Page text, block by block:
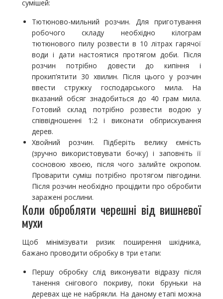
сумішей:
Тютюново-мильний розчин. Для приготування
робочого складу необхідно кілограм
тютюнового пилу розвести в 10 літрах гарячої
води і дати настоятися протягом доби. Після
розчин потрібно довести до кипіння і
прокип’ятити 30 хвилин. Після цього у розчин
ввести стружку господарського мила. На
вказаний обсяг знадобиться до 40 грам мила.
Готовий склад потрібно розвести водою у
співвідношенні 1:2 і виконати обприскування
дерев.
Хвойний розчин. Підберіть велику ємність
(зручно використовувати бочку) і заповніть її
сосновою хвоєю, після чого залийте окропом.
Проварити суміш потрібно протягом півгодини.
Після розчин необхідно процідити про обробити
заражені рослини.
Коли обробляти черешні від вишневої
мухи
Щоб мінімізувати ризик поширення шкідника,
бажано проводити обробку в три етапи:
Першу обробку слід виконувати відразу після
танення снігового покриву, поки бруньки на
деревах ще не набрякли. На даному етапі можна